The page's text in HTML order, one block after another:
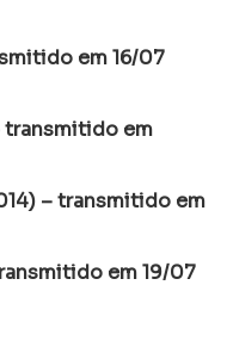
em 16/07
transmitido em
– transmitido em
em 19/07